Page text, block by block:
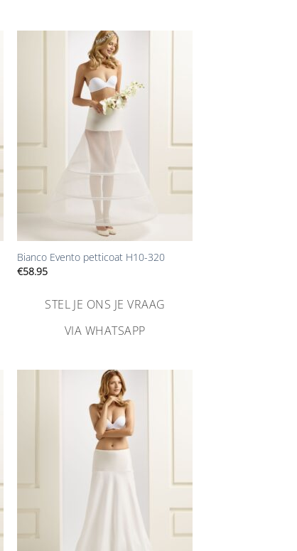
toevoegen
Bianco Evento petticoat H10-320
€58.95
STEL JE ONS JE VRAAG
VIA WHATSAPP